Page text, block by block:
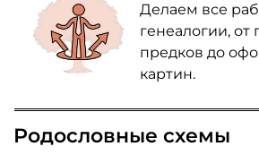
Делаем все
генеалогии, от
предков до
картин.
Родословные схемы